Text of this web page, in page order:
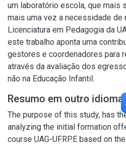
um laboratório escola, que mais
mais uma vez a necessidade de
Licenciatura em Pedagogia da
este trabalho aponta uma
gestores e coordenadores para
através da avaliação dos
não na Educação Infantil.
Resumo em outro idioma
The purpose of this study, has
analyzing the initial formation
course UAG-UFRPE based on